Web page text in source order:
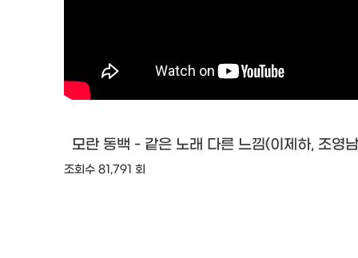
모란 동백 - 같은 노래 다른 느낌(이제하, 조영
조회수 81,791 회